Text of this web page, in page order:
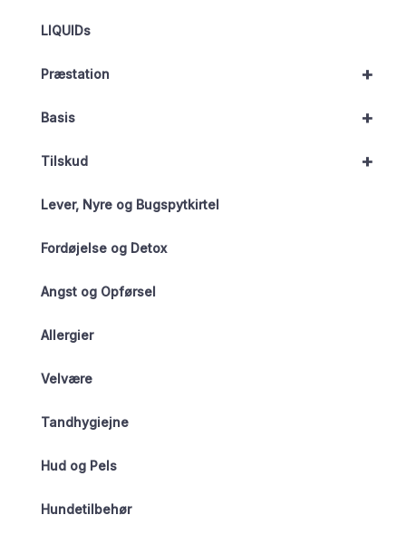
LIQUIDs
+
Præstation
+
Basis
+
Tilskud
Lever, Nyre og Bugspytkirtel
Fordøjelse og Detox
Angst og Opførsel
Allergier
Velvære
Tandhygiejne
Hud og Pels
Hundetilbehør